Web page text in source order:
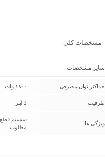
مشخصات کلی
سایر مشخصات
حداکثر توان مصرفی ۱۸۰۰ وات
ظرفیت 2 لیتر
ویژگی ها
مطلوب